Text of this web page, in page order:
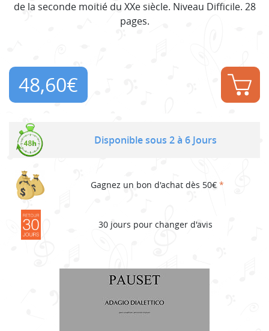
de la seconde moitié du XXe siècle. Niveau Difficile. 28
pages.
48,60€
Disponible sous 2 à 6 Jours
Gagnez un bon d'achat dès 50€ *
30 jours pour changer d'avis